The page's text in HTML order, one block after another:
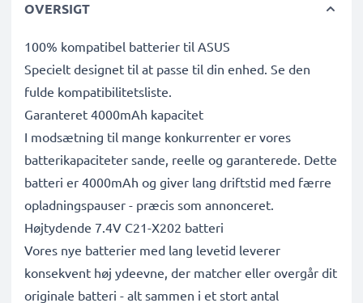
OVERSIGT
100% kompatibel batterier til ASUS
Specielt designet til at passe til din enhed. Se den
fulde kompatibilitetsliste.
Garanteret 4000mAh kapacitet
I modsætning til mange konkurrenter er vores
batterikapaciteter sande, reelle og garanterede. Dette
batteri er 4000mAh og giver lang driftstid med færre
opladningspauser - præcis som annonceret.
Højtydende 7.4V C21-X202 batteri
Vores nye batterier med lang levetid leverer
konsekvent høj ydeevne, der matcher eller overgår dit
originale batteri - alt sammen i et stort antal